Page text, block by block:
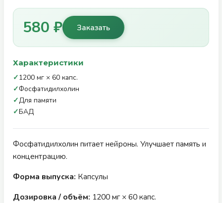
580 ₽ Заказать
Характеристики
✓1200 мг × 60 капс.
✓Фосфатидилхолин
✓Для памяти
✓БАД
Фосфатидилхолин питает нейроны. Улучшает память и
концентрацию.
Форма выпуска: Капсулы
Дозировка / объём: 1200 мг × 60 капс.